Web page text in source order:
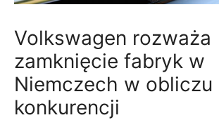
Volkswagen rozważa
zamknięcie fabryk w
Niemczech w obliczu
konkurencji